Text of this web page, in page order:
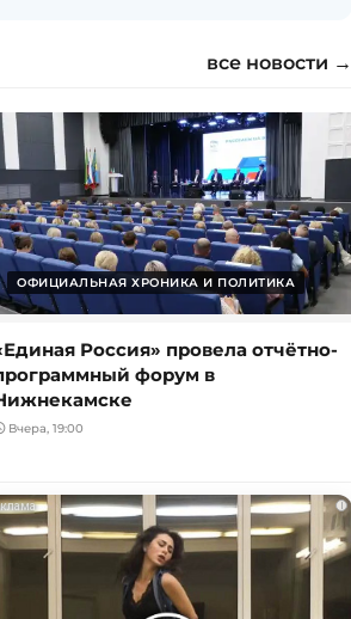
все новости →
ОФИЦИАЛЬНАЯ ХРОНИКА И ПОЛИТИКА
Россия» провела отчётно-
форум в
Вчера, 19:00
i